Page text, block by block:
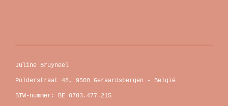
Juline Bruyneel
Polderstraat 48, 9500 Geraardsbergen - België
BTW-nummer: BE 0783.477.215